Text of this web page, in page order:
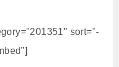
sort="-